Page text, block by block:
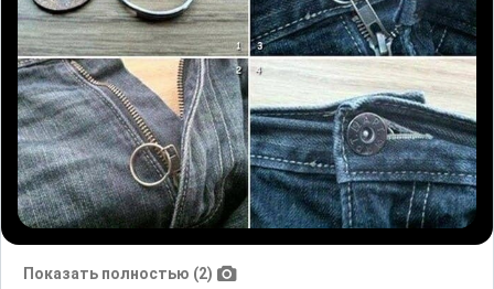
Показать полностью (2)